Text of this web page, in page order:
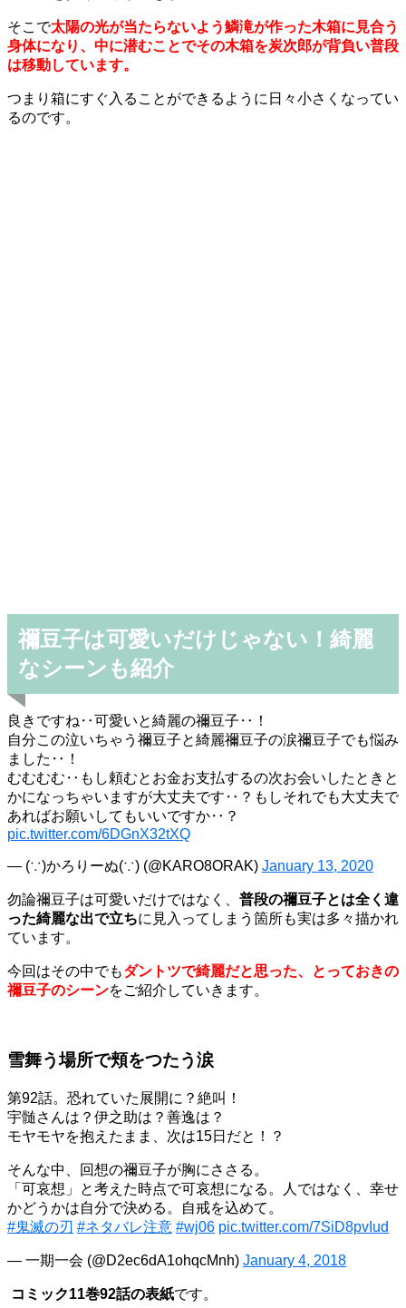
そこで太陽の光が当たらないよう鱗滝が作った木箱に見合う
身体になり、中に潜むことでその木箱を炭次郎が背負い普段
は移動しています。
つまり箱にすぐ入ることができるように日々小さくなってい
るのです。
禰豆子は可愛いだけじゃない！綺麗
なシーンも紹介
良きですね‥可愛いと綺麗の禰豆子‥！
自分この泣いちゃう禰豆子と綺麗禰豆子の涙禰豆子でも悩み
ました‥！
むむむむ‥もし頼むとお金お支払するの次お会いしたときと
かになっちゃいますが大丈夫です‥？もしそれでも大丈夫で
あればお願いしてもいいですか‥？
pic.twitter.com/6DGnX32tXQ
— (∵)かろりーぬ(∵) (@KARO8ORAK) January 13, 2020
勿論禰豆子は可愛いだけではなく、 普段の禰豆子とは全く違
った綺麗な出で立ちに見入ってしまう箇所も実は多々描かれ
ています。
今回はその中でもダントツで綺麗だと思った、とっておきの
禰豆子のシーンをご紹介していきます。
雪舞う場所で頬をつたう涙
第92話。恐れていた展開に？絶叫！
宇髄さんは？伊之助は？善逸は？
モヤモヤを抱えたまま、次は15日だと！？
そんな中、回想の禰豆子が胸にささる。
「可哀想」と考えた時点で可哀想になる。人ではなく、幸せ
かどうかは自分で決める。自戒を込めて。
#鬼滅の刃 #ネタバレ注意 #wj06 pic.twitter.com/7SiD8pvIud
— 一期一会 (@D2ec6dA1ohqcMnh) January 4, 2018
コミック11巻92話の表紙です。